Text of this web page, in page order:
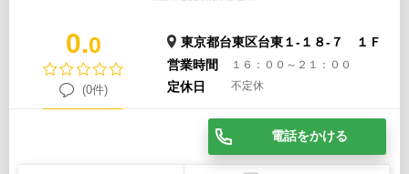
0.0
(0件)
東京都台東区台東１-１８-７ １Ｆ
営業時間
１６：００～２１：００
定休日 不定休
電話をかける